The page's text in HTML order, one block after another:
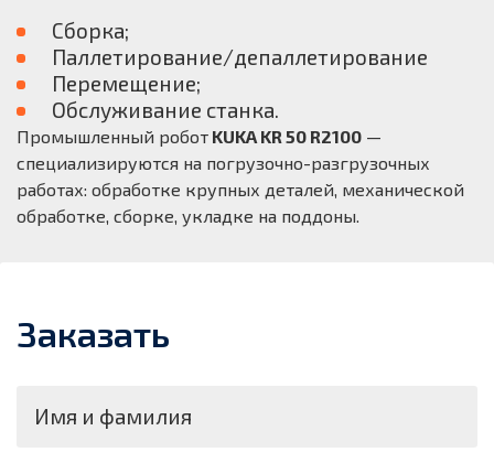
Сборка;
Паллетирование/депаллетирование
Перемещение;
Обслуживание станка.
Промышленный робот KUKA KR 50 R2100 —
специализируются на погрузочно-разгрузочных
работах: обработке крупных деталей, механической
обработке, сборке, укладке на поддоны.
Заказать
Имя и фамилия